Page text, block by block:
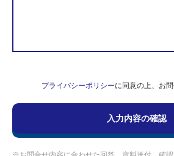
プライバシーポリシーに同意の上、お